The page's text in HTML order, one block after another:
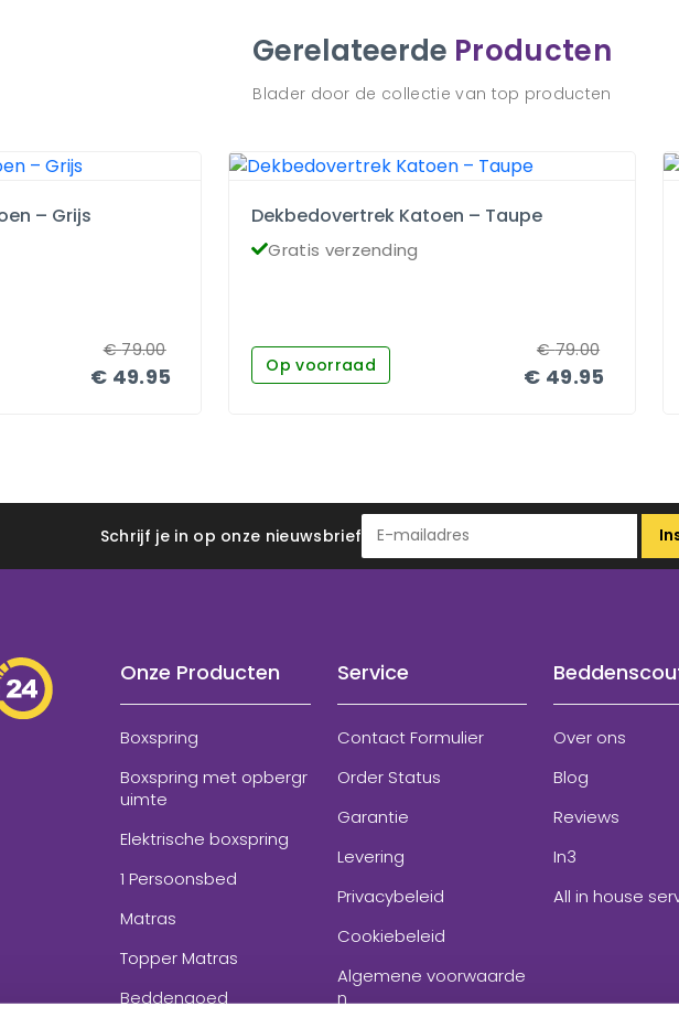
Gerelateerde Producten
Blader door de collectie van top producten
– Grijs
€ 49.95
€79.00
Dekbedovertrek Katoen – Taupe
Gratis verzending
Op voorraad € 49.95
€79.00
Schrijf je in op onze nieuwsbrief
Onze Producten
Boxspring
Boxspring met opbergr
uimte
Elektrische boxspring
1 Persoonsbed
Matras
Topper Matras
Beddengoed
Service
Contact Formulier
Order Status
Garantie
Levering
Privacybeleid
Cookiebeleid
Algemene voorwaarde
n
Over ons
Blog
Reviews
In3
All in house